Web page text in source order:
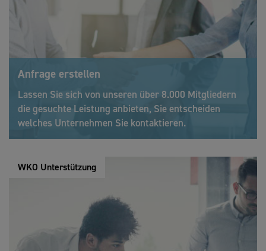
Anfrage erstellen
Lassen Sie sich von unseren über 8.000 Mitgliedern
die gesuchte Leistung anbieten, Sie entscheiden
welches Unternehmen Sie kontaktieren.
WKO Unterstützung